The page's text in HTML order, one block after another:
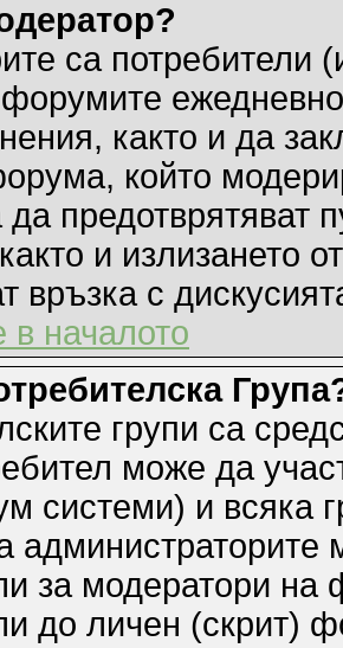
са потребители
както и да
който
да предотврятяват
и излизането
връзка с
в началото
групи са
може да
системи) и всяка
администраторите
за модератори
до личен (скрит)